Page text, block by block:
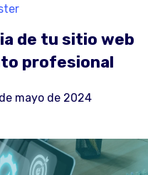
de tu sitio web
profesional
mayo de 2024